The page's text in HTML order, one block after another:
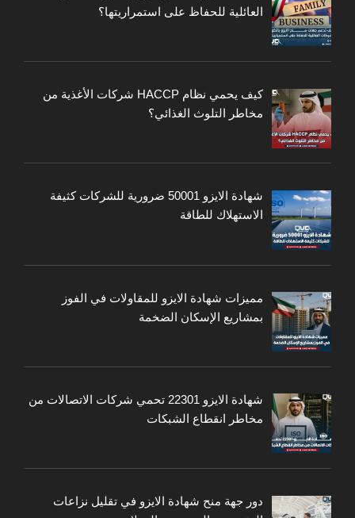
العائلية للحفاظ على استمراريتها؟
كيف يحمي نظام HACCP شركات الأغذية من
مخاطر التلوث الغذائي؟
شهادة الايزو 50001 ضرورية للشركات كثيفة
الاستهلاك للطاقة
مميزات شهادة الايزو للمقاولات في الفوز
بمشاريع الإسكان الضخمة
شهادة الايزو 22301 تحمي شركات الاتصالات من
مخاطر انقطاع الشبكات
دور جهة منح شهادة الايزو في تقليل نزاعات